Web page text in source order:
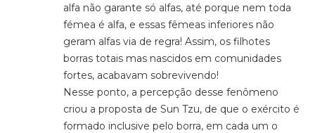
alfa não garante só alfas, até porque nem toda
fémea é alfa, e essas fêmeas inferiores não
geram alfas via de regra! Assim, os filhotes
borras totais mas nascidos em comunidades
fortes, acabavam sobrevivendo!
Nesse ponto, a percepção desse fenômeno
criou a proposta de Sun Tzu, de que o exército é
formado inclusive pelo borra, em cada um o